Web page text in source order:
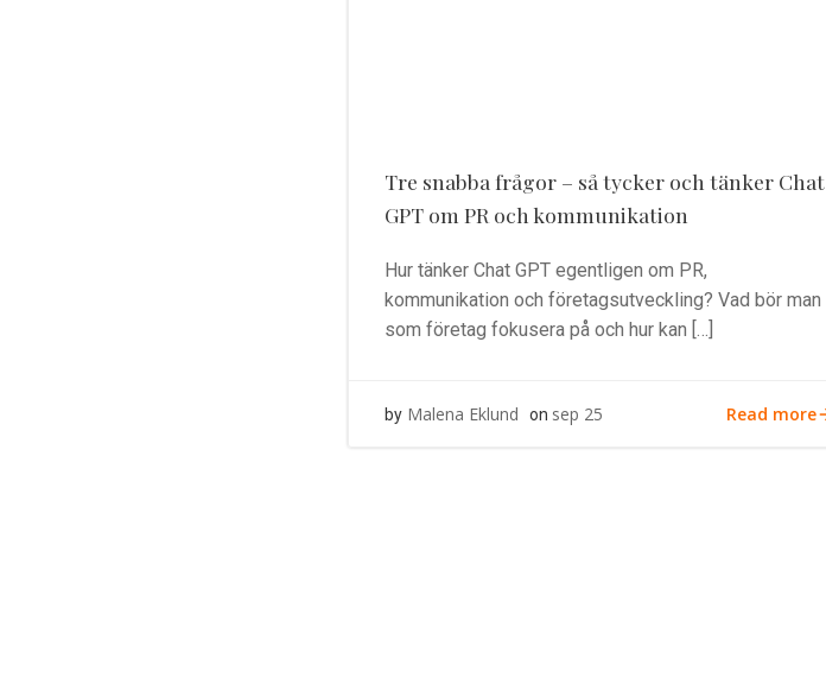
Tre snabba frågor – så tycker och tänker Chat
GPT om PR och kommunikation
Hur tänker Chat GPT egentligen om PR,
kommunikation och företagsutveckling? Vad bör man
som företag fokusera på och hur kan […]
by Malena Eklund on sep 25 Read more